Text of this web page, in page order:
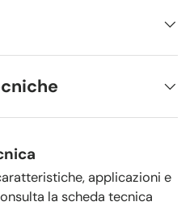
applicazioni e
la scheda tecnica